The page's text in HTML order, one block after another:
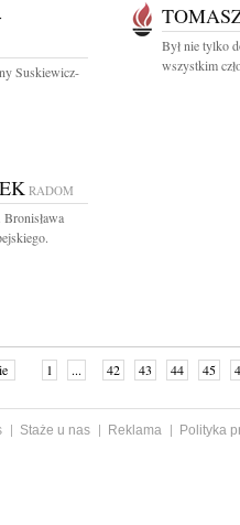
Suskiewicz-
Był nie tylko
wszystkim
RADOM
1 ... 42 43 44 45
Staże u nas Reklama
Polityka